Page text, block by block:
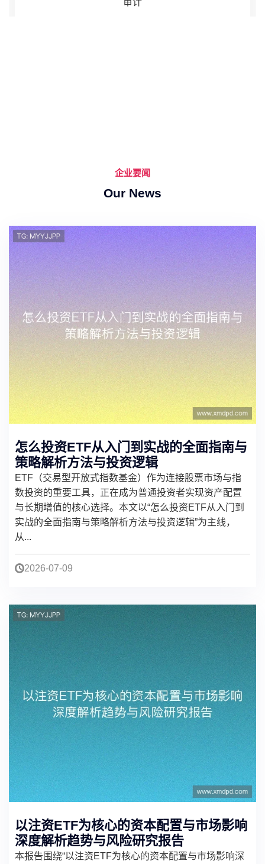
企业要闻
怎么投资ETF从入门到实战的全面指南与
策略解析方法与投资逻辑
ETF（交易型开放式指数基金）作为连接股票市场与指
数投资的重要工具，正在成为普通投资者实现资产配置
与长期增值的核心选择。本文以“怎么投资ETF从入门到
实战的全面指南与策略解析方法与投资逻辑”为主线，
以注资ETF为核心的资本配置与市场影响
深度解析趋势与风险研究报告